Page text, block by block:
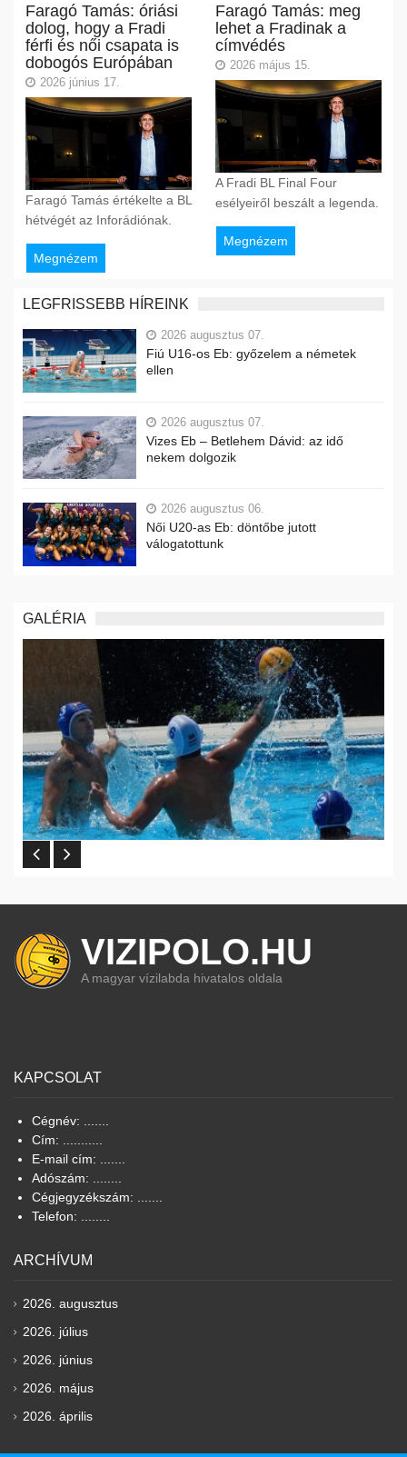
Faragó Tamás: óriási
dolog, hogy a Fradi
férfi és női csapata is
dobogós Európában
2026 június 17.
Faragó Tamás értékelte a BL
hétvégét az Inforádiónak.
Megnézem
Faragó Tamás: meg
lehet a Fradinak a
címvédés
2026 május 15.
A Fradi BL Final Four
esélyeiről beszált a legenda.
Megnézem
LEGFRISSEBB HÍREINK
2026 augusztus 07.
Fiú U16-os Eb: győzelem a németek
ellen
2026 augusztus 07.
Vizes Eb – Betlehem Dávid: az idő
nekem dolgozik
2026 augusztus 06.
Női U20-as Eb: döntőbe jutott
válogatottunk
GALÉRIA
VIZIPOLO.HU
A magyar vízilabda hivatalos oldala
KAPCSOLAT
Cégnév: .......
Cím: ...........
E-mail cím: .......
Adószám: ........
Cégjegyzékszám: .......
Telefon: ........
ARCHÍVUM
2026. augusztus
2026. július
2026. június
2026. május
2026. április